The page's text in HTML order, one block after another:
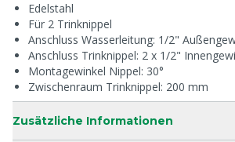
Edelstahl
Für 2 Trinknippel
Anschluss Wasserleitung: 1/2"
Anschluss Trinknippel: 2 x 1/2"
Montagewinkel Nippel: 30°
Zwischenraum Trinknippel: 200 mm
Zusätzliche Informationen